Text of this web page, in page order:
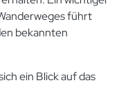
führt
bekannten
ein Blick auf das